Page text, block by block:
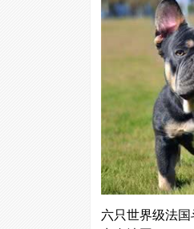
叫了起来，不让主人
六只世界级法